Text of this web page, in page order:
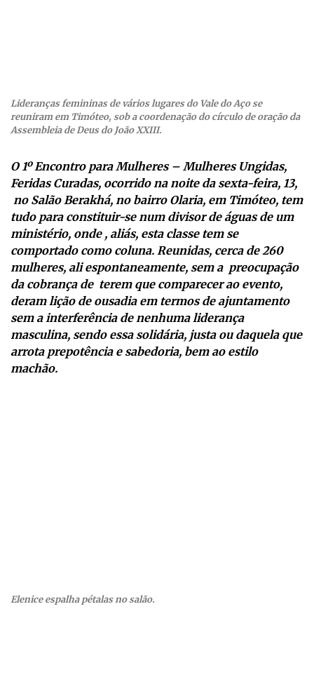
Lideranças femininas de vários lugares do Vale do Aço se
reuniram em Timóteo, sob a coordenação do círculo de oração da
Assembleia de Deus do João XXIII.
O 1º Encontro para Mulheres – Mulheres Ungidas,
Feridas Curadas, ocorrido na noite da sexta-feira, 13,
no Salão Berakhá, no bairro Olaria, em Timóteo, tem
tudo para constituir-se num divisor de águas de um
ministério, onde , aliás, esta classe tem se
comportado como coluna. Reunidas, cerca de 260
mulheres, ali espontaneamente, sem a preocupação
da cobrança de terem que comparecer ao evento,
deram lição de ousadia em termos de ajuntamento
sem a interferência de nenhuma liderança
masculina, sendo essa solidária, justa ou daquela que
arrota prepotência e sabedoria, bem ao estilo
machão.
Elenice espalha pétalas no salão.